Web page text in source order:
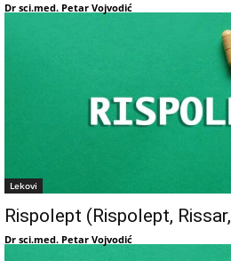
Dr sci.med. Petar Vojvodić
Lekovi
Rispolept (Rispolept,
Dr sci.med. Petar Vojvodić